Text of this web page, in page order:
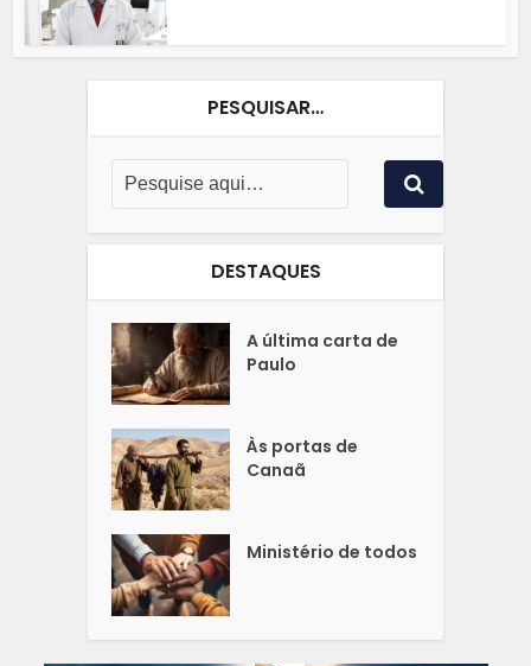
PESQUISAR…
DESTAQUES
A última carta de
Paulo
Às portas de
Canaã
Ministério de todos